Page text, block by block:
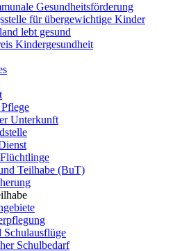
Gesundheitsförderung
für übergewichtige Kinder
lebt gesund
Kindergesundheit
Unterkunft
Teilhabe (BuT)
Schulausflüge
Schulbedarf